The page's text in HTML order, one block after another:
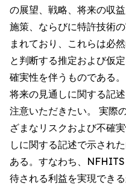
の展望、戦略、将来の収
施策、ならびに特許技術
まれており、これらは必
と判断する推定および仮
確実性を伴うものである
将来の見通しに関する記
注意いただきたい。 実際
ざまなリスクおよび不確
しに関する記述で示され
ある。すなわち、
待される利益を実現でき